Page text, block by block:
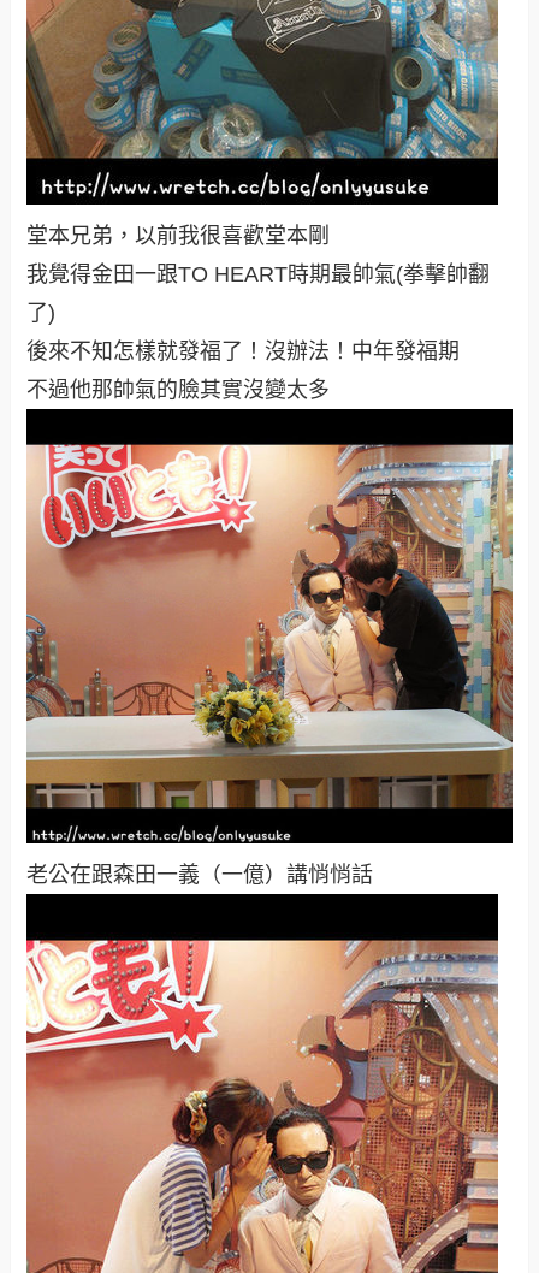
堂本兄弟，以前我很喜歡堂本剛
我覺得金田一跟TO HEART時期最帥氣(拳擊帥翻
了)
後來不知怎樣就發福了！沒辦法！中年發福期
不過他那帥氣的臉其實沒變太多
老公在跟森田一義（一億）講悄悄話